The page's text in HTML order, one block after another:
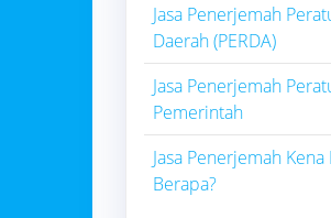
Jasa Penerjemah
Daerah (PERDA)
Jasa Penerjemah
Pemerintah
Jasa Penerjemah Kena
Berapa?